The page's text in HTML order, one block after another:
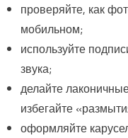
проверяйте, как
мобильном;
используйте
звука;
делайте
избегайте
оформляйте